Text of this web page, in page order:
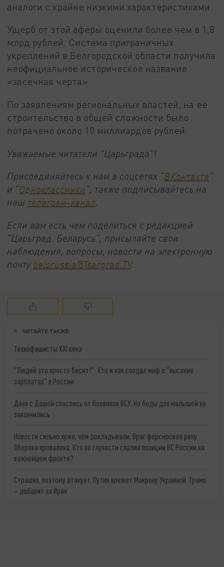
аналоги с крайне низкими характеристиками.
Ущерб от этой аферы оценили более чем в 1,8
млрд рублей. Система приграничных
укреплений в Белгородской области получила
неофициальное историческое название
«засечная черта».
По заявлениям региональных властей, на ее
строительство в общей сложности было
потрачено около 10 миллиардов рублей.
Уважаемые читатели "Царьграда"!
Присоединяйтесь к нам в соцсетях "ВКонтакте"
и "Одноклассники", также подписывайтесь на
наш телеграм-канал.
Если вам есть чем поделиться с редакцией
"Царьград. Беларусь", присылайте свои
наблюдения, вопросы, новости на электронную
почту belorussia@Tsargrad.TV.
ЧИТАЙТЕ ТАКЖЕ:
Технофашисты XXI века
"Людей это просто бесит!": Кто и как создал миф о "высоких
зарплатах" в России
Даня с Дашей спаслись от боевиков ВСУ. Но беды для малышей не
закончились
Новости сильно хуже, чем докладывали. Враг форсировал реку.
Оборона провалена. Кто по глупости спалил позиции ВС России на
важнейшем фронте?
Страшно, поэтому атакует. Путин врежет Макрону Украиной. Трамп
– добавит за Иран